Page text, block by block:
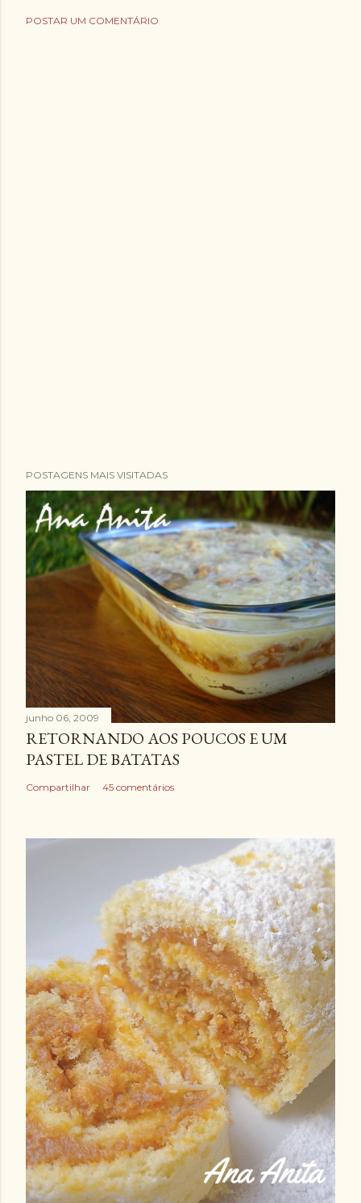
POSTAR UM COMENTÁRIO
POSTAGENS MAIS VISITADAS
junho 06, 2009
RETORNANDO AOS POUCOS E UM
PASTEL DE BATATAS
Compartilhar 45 comentários